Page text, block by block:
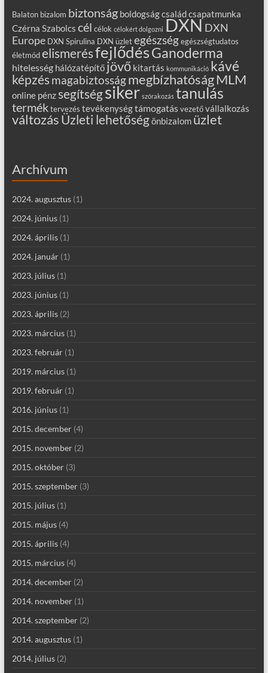
Balaton bizalom biztonság boldogságcsaládcsapatmunka
Czérna Szabolcs cél célok célokért dolgozni DXNDXN
Europe DXN Spirulina DXN üzlet egészség egészségtudatos
életmód elismerésfejlődésGanoderma
hitelesség hálózatépítő jövő kitartás kommunikáció kávé
képzésmagabiztosságmegbízhatóság MLM
online pénz segítségsiker szórakozás tanulás
termék tervezés tevékenységtámogatás vezető vállalkozás
változás Üzleti lehetőségönbizalom üzlet
Archívum
2024. augusztus(1)
2024. június(1)
2024. április(1)
2024. január(1)
2023. július(1)
2023. június(1)
2023. április(2)
2023. március(1)
2023. február(1)
2019. március(1)
2019. február(1)
2016. június(1)
2015. december(4)
2015. november(2)
2015. október(3)
2015. szeptember(3)
2015. július(1)
2015. május(4)
2015. április(4)
2015. március(4)
2014. december(2)
2014. november(1)
2014. szeptember(2)
2014. augusztus(1)
2014. július(2)